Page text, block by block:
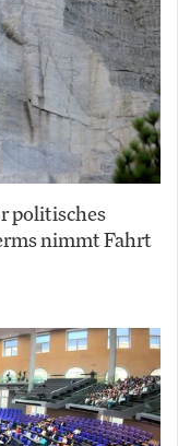
politisches
nimmt Fahrt